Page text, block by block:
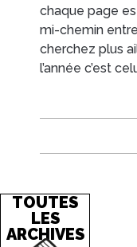
chaque page
mi-chemin
cherchez plus
l’année c’est
TOUTES
LES
ARCHIVES